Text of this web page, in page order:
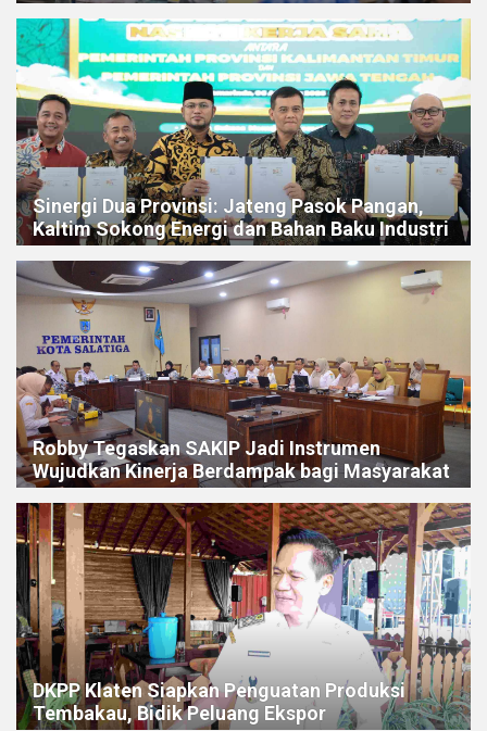
Sinergi Dua Provinsi: Jateng Pasok Pangan,
Kaltim Sokong Energi dan Bahan Baku Industri
Robby Tegaskan SAKIP Jadi Instrumen
Wujudkan Kinerja Berdampak bagi Masyarakat
DKPP Klaten Siapkan Penguatan Produksi
Tembakau, Bidik Peluang Ekspor